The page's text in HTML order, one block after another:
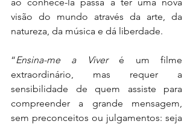
visão do mundo através da arte, da
natureza, da música e dá liberdade.
“Ensina-me a Viver é um filme
extraordinário, mas requer a
sensibilidade de quem assiste para
compreender a grande mensagem,
sem preconceitos ou julgamentos: seja